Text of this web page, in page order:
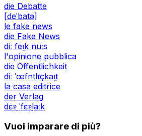
die Debatte
[deˈbatə]
le fake news
die Fake News
diː feɪ̯k nuːs
l'opinione pubblica
die Öffentlichkeit
diː ˈœfntlɪçkaɪ̯t
la casa editrice
der Verlag
dɛɐ̯ ˈfɛɐ̯laːk
Vuoi imparare di più?